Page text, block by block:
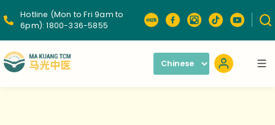
Hotline (Mon to Fri 9am to
6pm): 1800-336-5855